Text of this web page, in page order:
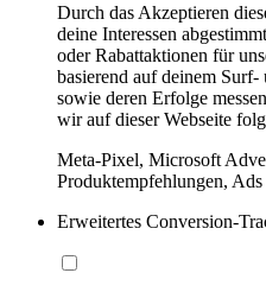
Durch das Akzeptieren
deine Interessen
oder Rabattaktionen für
basierend auf deinem
sowie deren Erfolge
wir auf dieser Webseite
Meta-Pixel, Microsoft
Produktempfehlungen,
Erweitertes Conversion-